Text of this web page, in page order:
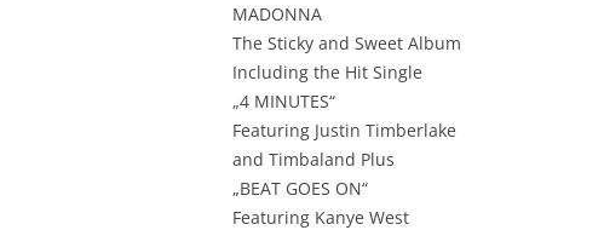
MADONNA
The Sticky and Sweet Album
Including the Hit Single
„4 MINUTES“
Featuring Justin Timberlake
and Timbaland Plus
„BEAT GOES ON“
Featuring Kanye West